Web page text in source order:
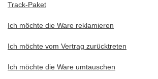
Track-Paket
Ich möchte die Ware reklamieren
Ich möchte vom Vertrag zurücktreten
Ich möchte die Ware umtauschen